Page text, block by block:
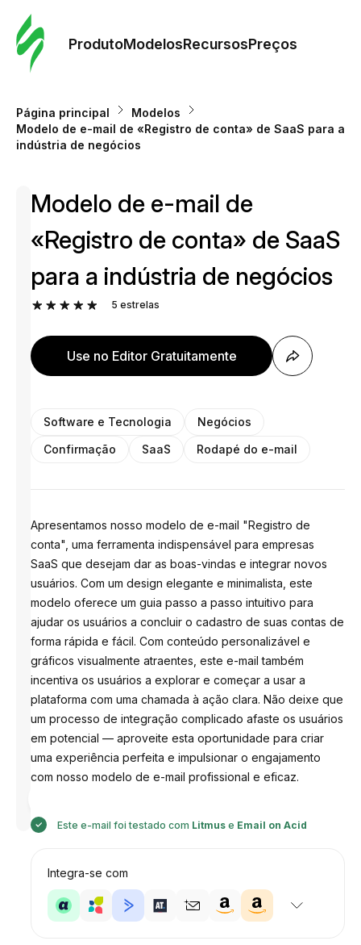
ProdutoModelosRecursosPreços
Página principal
Modelos
Modelo de e-mail de «Registro de conta» de SaaS para a
indústria de negócios
Modelo de e-mail de
«Registro de conta» de SaaS
para a indústria de negócios
5 estrelas
Use no Editor Gratuitamente
Software e Tecnologia
Negócios
Confirmação
SaaS Rodapé do e-mail
Apresentamos nosso modelo de e-mail "Registro de
conta", uma ferramenta indispensável para empresas
SaaS que desejam dar as boas-vindas e integrar novos
usuários. Com um design elegante e minimalista, este
modelo oferece um guia passo a passo intuitivo para
ajudar os usuários a concluir o cadastro de suas contas de
forma rápida e fácil. Com conteúdo personalizável e
gráficos visualmente atraentes, este e-mail também
incentiva os usuários a explorar e começar a usar a
plataforma com uma chamada à ação clara. Não deixe que
um processo de integração complicado afaste os usuários
em potencial — aproveite esta oportunidade para criar
uma experiência perfeita e impulsionar o engajamento
com nosso modelo de e-mail profissional e eficaz.
Este e-mail foi testado com Litmus e Email on Acid
Integra-se com